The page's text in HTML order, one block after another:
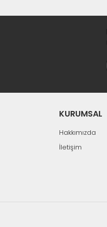
KURUMSAL
Hakkımızda
İletişim